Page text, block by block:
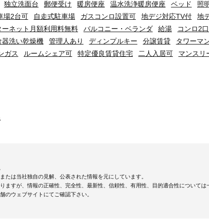
独立洗面台 郵便受け 暖房便座 温水洗浄暖房便座 ベッド 照
場2台可 自走式駐車場 ガスコンロ設置可 地デジ対応TV付 地
ーネット月額利用料無料 バルコニー・ベランダ 給湯 コンロ2
器洗い乾燥機 管理人あり ディンプルキー 分譲賃貸 タワーマ
ガス ルームシェア可 特定優良賃貸住宅 二人入居可 マンスリ
は当社独自の見解、公表された情報を元にしています。
すが、情報の正確性、完全性、最新性、信頼性、有用性、目的適合性については
のウェブサイトにてご確認下さい。